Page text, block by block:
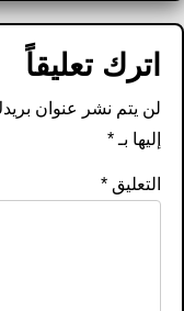
اترك تعليقاً
لن يتم نشر عنوان
إليها بـ*
التعليق*